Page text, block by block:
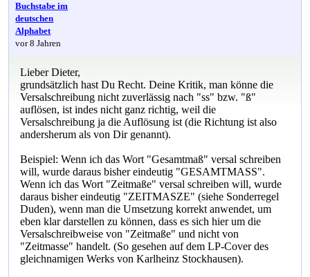
Buchstabe im
deutschen
Alphabet
vor 8 Jahren
Lieber Dieter,
grundsätzlich hast Du Recht. Deine Kritik, man könne die
Versalschreibung nicht zuverlässig nach "ss" bzw. "ß"
auflösen, ist indes nicht ganz richtig, weil die
Versalschreibung ja die Auflösung ist (die Richtung ist also
andersherum als von Dir genannt).
Beispiel: Wenn ich das Wort "Gesamtmaß" versal schreiben
will, wurde daraus bisher eindeutig "GESAMTMASS".
Wenn ich das Wort "Zeitmaße" versal schreiben will, wurde
daraus bisher eindeutig "ZEITMASZE" (siehe Sonderregel
Duden), wenn man die Umsetzung korrekt anwendet, um
eben klar darstellen zu können, dass es sich hier um die
Versalschreibweise von "Zeitmaße" und nicht von
"Zeitmasse" handelt. (So gesehen auf dem LP-Cover des
gleichnamigen Werks von Karlheinz Stockhausen).